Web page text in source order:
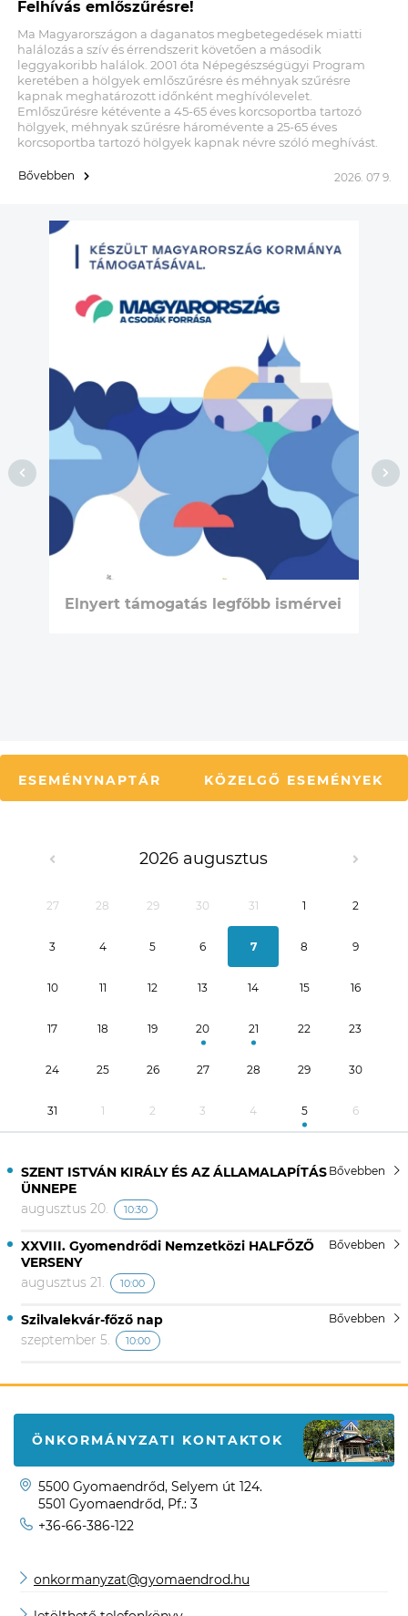
Felhívás emlőszűrésre!
Ma Magyarországon a daganatos megbetegedések miatti
halálozás a szív és érrendszerit követően a második
leggyakoribb halálok. 2001 óta Népegészségügyi Program
keretében a hölgyek emlőszűrésre és méhnyak szűrésre
kapnak meghatározott időnként meghívólevelet.
Emlőszűrésre kétévente a 45-65 éves korcsoportba tartozó
hölgyek, méhnyak szűrésre háromévente a 25-65 éves
korcsoportba tartozó hölgyek kapnak névre szóló meghívást.
Bővebben 2026. 07 9.
Elnyert támogatás legfőbb ismérvei
ESEMÉNYNAPTÁR KÖZELGŐ ESEMÉNYEK
2026 augusztus
27 28 29 30 31 1 2
3 4 5 6 7 8 9
10 11 12 13 14 15 16
17 18 19 20 21 22 23
24 25 26 27 28 29 30
31 1 2 3 4 5 6
SZENT ISTVÁN KIRÁLY ÉS AZ ÁLLAMALAPÍTÁS
ÜNNEPE
Bővebben
augusztus 20. 10:30
XXVIII. Gyomendrődi Nemzetközi HALFŐZŐ
VERSENY
Bővebben
augusztus 21. 10:00
Szilvalekvár-főző nap Bővebben
szeptember 5. 10:00
ÖNKORMÁNYZATI KONTAKTOK
5500 Gyomaendrőd, Selyem út 124.
5501 Gyomaendrőd, Pf.: 3
+36-66-386-122
onkormanyzat@gyomaendrod.hu